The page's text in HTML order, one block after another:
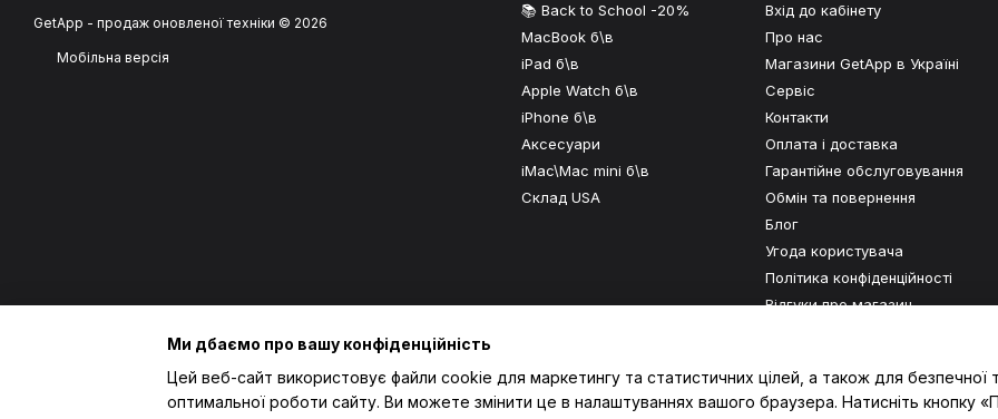
GetApp - продаж оновленої техніки © 2026
Мобільна версія
📚 Back to School -20%
MacBook б\в
iPad б\в
Apple Watch б\в
iPhone б\в
Аксесуари
iMac\Mac mini б\в
Склад USA
Вхід до кабінету
Про нас
Магазини GetApp в Україні
Сервіс
Контакти
Оплата і доставка
Гарантійне обслуговування
Обмін та повернення
Блог
Угода користувача
Політика конфіденційності
Відгуки про магазин
Ми дбаємо про вашу конфіденційність
Цей веб-сайт використовує файли cookie для маркетингу та статистичних цілей, а також для безпечної
оптимальної роботи сайту. Ви можете змінити це в налаштуваннях вашого браузера. Натисніть кнопку